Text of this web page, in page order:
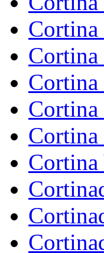
Cortina
Cortina
Cortina